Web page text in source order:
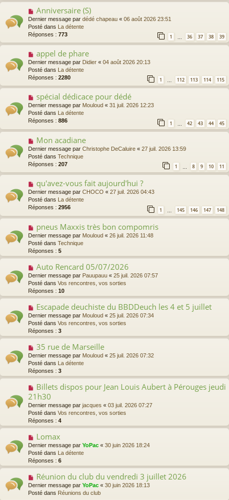
a
u
m
e
s
s
g
e
N
v
e
a
u
m
e
s
s
g
e
Anniversaire (S)
Dernier message par dédé chapeau « 06 août 2026 23:51
Posté dans La détente
Réponses : 773 1 … 36 37 38 39
N
v
e
a
u
m
e
s
s
a
g
e
appel de phare
Dernier message par Didier « 04 août 2026 20:13
Posté dans La détente
Réponses : 2280 1 … 112 113 114 115
N
o
u
v
a
m
e
s
s
g
e
spécial dédicace pour dédé
Dernier message par Mouloud « 31 juil. 2026 12:23
Posté dans La détente
Réponses : 886 1 42 43 44 45
N
v
e
a
u
m
e
s
s
g
e
Mon acadiane
Dernier message par Christophe DeCaluire « 27 juil. 2026 13:59
Posté dans Technique
Réponses : 207 1 … 8 9 10 11
N
v
a
m
e
s
s
a
g
e
qu'avez-vous fait aujourd'hui ?
Dernier message par CHOCO « 27 juil. 2026 04:43
Posté dans
La détente
Réponses : 2956 1 145 146 147 148
N
o
v
e
u
m
e
s
a
g
e
pneus Maxxis très bon compomris
Dernier message par Mouloud « 26 juil. 2026 11:48
Posté dans Technique
Réponses : 5
N
v
e
a
u
m
e
s
a
g
e
Auto Rencard 05/07/2026
Dernier message par Pauupauu « 25 juil. 2026 07:57
Posté dans Vos rencontres, vos sorties
Réponses : 10
N
v
e
a
u
m
e
s
a
g
e
Escapade deuchiste du BBDDeuch les 4 et 5 juillet
Dernier message par Mouloud « 25 juil. 2026 07:34
Posté dans Vos rencontres, vos sorties
Réponses : 3
N
v
e
a
u
m
e
s
s
a
e
35 rue de Marseille
Dernier message par Mouloud « 25 juil. 2026 07:32
Posté dans La détente
Réponses : 3
N
o
u
v
e
a
m
e
s
s
a
e
Billets dispos pour Jean Louis Aubert à Pérouges jeudi
21h30
Dernier message par jacques « 03 juil. 2026 07:27
Posté dans Vos rencontres, vos sorties
Réponses : 4
N
v
e
a
u
m
e
Lomax
Dernier message par YoPac « 30 juin 2026 18:24
Posté dans La détente
Réponses : 6
NRéunion du club du vendredi 3 juillet 2026
Dernier message par YoPac « 30 juin 2026 18:13
Posté dans Réunions du club